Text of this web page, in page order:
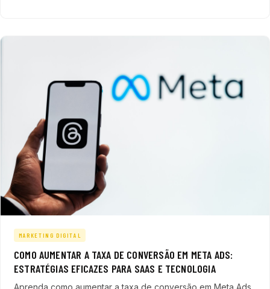
MARKETING DIGITAL
COMO AUMENTAR A TAXA DE CONVERSÃO EM META ADS:
ESTRATÉGIAS EFICAZES PARA SAAS E TECNOLOGIA
Aprenda como aumentar a taxa de conversão em Meta Ads